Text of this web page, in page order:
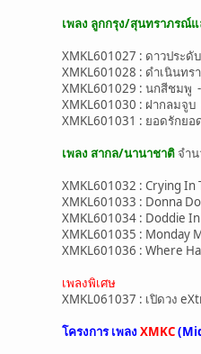
เพลง ลูกกรุง/สุนทราภรณ์แ
XMKL601027 : ดาวประ
XMKL601028 : ดำเนินท
XMKL601029 : นกสีชมพู
XMKL601030 : ฝากลมจู
XMKL601031 : ยอดรักย
เพลง สากล/นานาชาติ จำ
XMKL601032 : Crying In
XMKL601033 : Donna
XMKL601034 : Doddie
XMKL601035 : Monday
XMKL601036 : Where
เพลงพิเศษ
XMKL061037 : เปิดวง
โครงการ เพลง XMKC